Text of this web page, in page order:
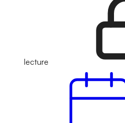
lecture